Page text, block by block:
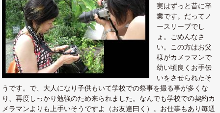
実はずっと昔に卒
業です。だってノ
ースリーブでし
ょ。ごめんなさ
い。この方はお父
様がカメラマンで
幼い頃良くお手伝
いをさせられたそ
うです。で、大人になり子供もいて学校での祭事を撮る事が多くな
り、再度しっかり勉強のため来られました。なんでも学校での契約カ
メラマンよりも上手いそうですよ（お友達曰く）。お仕事もあり毎週